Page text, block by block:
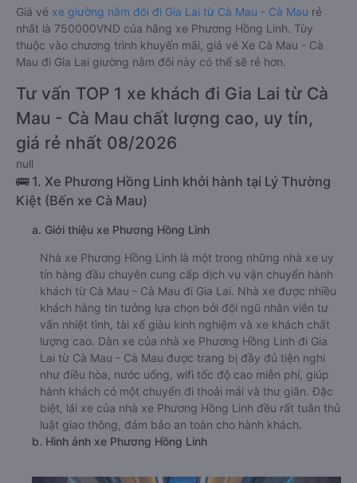
Giá vé xe giường nằm đôi đi Gia Lai từ Cà Mau - Cà Mau rẻ
nhất là 750000VND của hãng xe Phương Hồng Linh. Tùy
thuộc vào chương trình khuyến mãi, giá vé Xe Cà Mau - Cà
Mau đi Gia Lai giường nằm đôi này có thể sẽ rẻ hơn.
Tư vấn TOP 1 xe khách đi Gia Lai từ Cà
Mau - Cà Mau chất lượng cao, uy tín,
giá rẻ nhất 08/2026
null
🚌 1. Xe Phương Hồng Linh khởi hành tại Lý Thường
Kiệt (Bến xe Cà Mau)
a. Giới thiệu xe Phương Hồng Linh
Nhà xe Phương Hồng Linh là một trong những nhà xe uy
tín hàng đầu chuyên cung cấp dịch vụ vận chuyển hành
khách từ Cà Mau - Cà Mau đi Gia Lai. Nhà xe được nhiều
khách hàng tin tưởng lựa chọn bởi đội ngũ nhân viên tư
vấn nhiệt tình, tài xế giàu kinh nghiệm và xe khách chất
lượng cao. Dàn xe của nhà xe Phương Hồng Linh đi Gia
Lai từ Cà Mau - Cà Mau được trang bị đầy đủ tiện nghi
như điều hòa, nước uống, wifi tốc độ cao miễn phí, giúp
hành khách có một chuyến đi thoải mái và thư giãn. Đặc
biệt, lái xe của nhà xe Phương Hồng Linh đều rất tuân thủ
luật giao thông, đảm bảo an toàn cho hành khách.
b. Hình ảnh xe Phương Hồng Linh